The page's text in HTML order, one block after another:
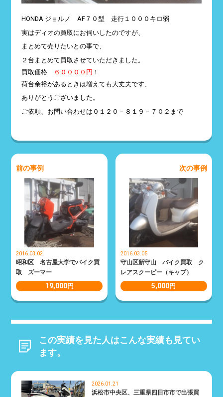
HONDA ジョルノ AF７０型 走行１０００キロ弱
実はディオの買取にお伺いしたのですが、
まとめて売りたいとの事で、
２台まとめて買取させていただきました。
買取価格
６００００円 ！
荷台余裕があるときは増えても大丈夫です、
ありがとうございました。
ご依頼、お問い合わせは０１２０－８１９－７０２まで
前の事例
2016.03.02
昭和区 名古屋大学でバイク買
取 ズーマー
19,000円
次の事例
2016.03.05
守山区新守山 バイク買取 ク
レアスクーピー（キャブ）
5,000円
この実績を見た人はこんな実績も見てい
ます。
2026.01.21
浜松市中央区、三重県四日市市で出張買